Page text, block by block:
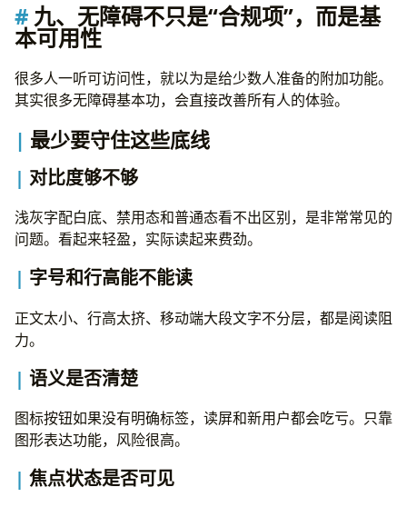
九、无障碍不只是“合规项”，而是基
本可用性
很多人一听可访问性，就以为是给少数人准备的附加功能。
其实很多无障碍基本功，会直接改善所有人的体验。
最少要守住这些底线
对比度够不够
浅灰字配白底、禁用态和普通态看不出区别，是非常常见的
问题。看起来轻盈，实际读起来费劲。
字号和行高能不能读
正文太小、行高太挤、移动端大段文字不分层，都是阅读阻
力。
语义是否清楚
图标按钮如果没有明确标签，读屏和新用户都会吃亏。只靠
图形表达功能，风险很高。
焦点状态是否可见